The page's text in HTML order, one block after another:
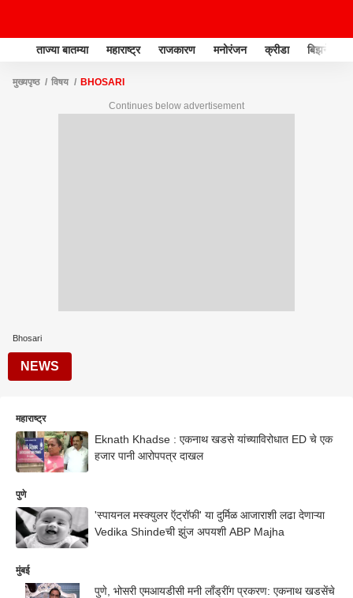
ताज्या बातम्या महाराष्ट्र राजकारण मनोरंजन क्रीडा बिझनेस
मुख्यपृष्ठ विषय BHOSARI
Continues below advertisement
Bhosari
NEWS
महाराष्ट्र
Eknath Khadse : एकनाथ खडसे यांच्याविरोधात ED चे एक
हजार पानी आरोपपत्र दाखल
पुणे
'स्पायनल मस्क्युलर ऍट्रॉफी' या दुर्मिळ आजाराशी लढा देणाऱ्या
Vedika Shindeची झुंज अपयशी ABP Majha
मुंबई
पुणे, भोसरी एमआयडीसी मनी लाँड्रींग प्रकरण: एकनाथ खडसेंचे